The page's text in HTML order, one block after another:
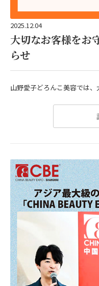
2025.12.04
大切なお客様をお
らせ
全国サロ